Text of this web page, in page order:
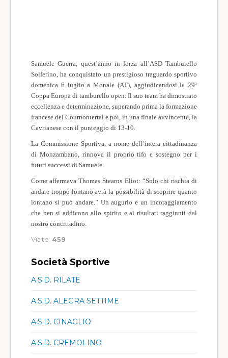
Samuele Guerra, quest’anno in forza all’ASD Tamburello
Solferino, ha conquistato un prestigioso traguardo sportivo
domenica 6 luglio a Monale (AT), aggiudicandosi la 29ª
Coppa Europa di tamburello open. Il suo team ha dimostrato
eccellenza e determinazione, superando prima la formazione
francese del Cournonterral e poi, in una finale avvincente, la
Cavrianese con il punteggio di 13-10.
La Commissione Sportiva, a nome dell’intera cittadinanza
di Monzambano, rinnova il proprio tifo e sostegno per i
futuri successi di Samuele.
Come affermava Thomas Stearns Eliot: “Solo chi rischia di
andare troppo lontano avrà la possibilità di scoprire quanto
lontano si può andare.” Un augurio e un incoraggiamento
che ben si addicono allo spirito e ai risultati raggiunti dal
nostro concittadino.
Visite: 459
Società Sportive
A.S.D. RILATE
A.S.D. ALEGRA SETTIME
A.S.D. CINAGLIO
A.S.D. CREMOLINO